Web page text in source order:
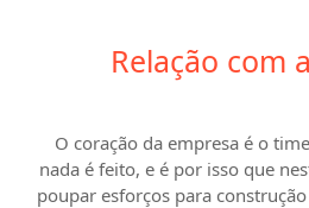
Relação com a
O coração da empresa é o
nada é feito, e é por isso que
poupar esforços para